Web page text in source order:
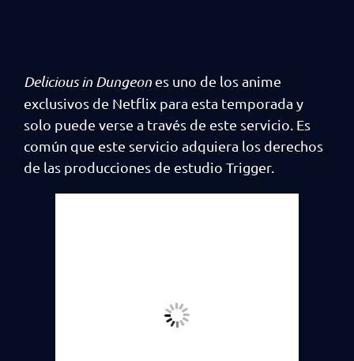
Delicious in Dungeon es uno de los anime
exclusivos de Netflix para esta temporada y
solo puede verse a través de este servicio. Es
común que este servicio adquiera los derechos
de las producciones de estudio Trigger.